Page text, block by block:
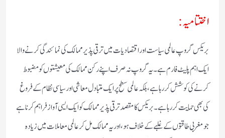
اختتامیہ:
بریکس گروپ عالمی سیاست اور اقتصادیات میں ترقی پذیر ممالک کی نمائندگی کرنے والا
ایک اہم پلیٹ فارم ہے۔ یہ گروپ نہ صرف اپنے رکن ممالک کی معیشتوں کو مضبوط
کرنے کی کوشش کر رہا ہے، بلکہ عالمی سطح پر ایک متبادل معاشی اور سیاسی نظام کے فروغ
کی بھی حمایت کر رہا ہے۔ بریکس کا مقصد ترقی پذیر ممالک کو ایک ایسی آواز فراہم کرنا ہے
جو مغربی طاقتوں کے غلبے کے خلاف ہو، اور یہ ممالک مل کر عالمی معاملات میں زیادہ